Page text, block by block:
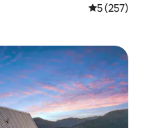
5 (257)